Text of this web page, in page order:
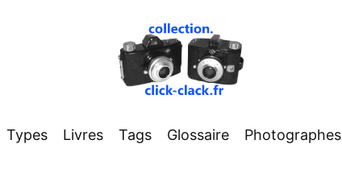
Types Livres Tags Glossaire Photographes